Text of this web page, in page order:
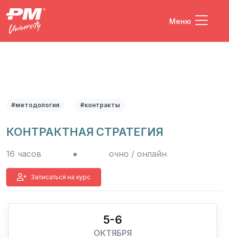
Меню
#методология #контракты
КОНТРАКТНАЯ СТРАТЕГИЯ
16 часов ● очно / онлайн
Записаться на курс
5-6
ОКТЯБРЯ